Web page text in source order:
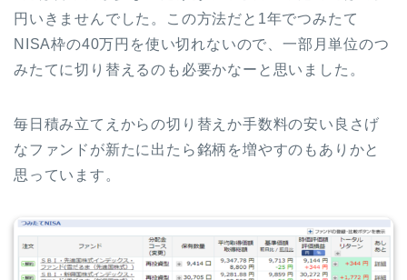
円いきませんでした。この方法だと1年でつみたて
NISA枠の40万円を使い切れないので、一部月単位のつ
みたてに切り替えるのも必要かなーと思いました。
毎日積み立てえからの切り替えか手数料の安い良さげ
なファンドが新たに出たら銘柄を増やすのもありかと
思っています。